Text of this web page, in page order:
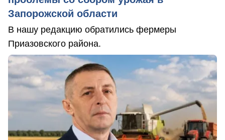
Запорожской области
В нашу редакцию обратились фермеры
Приазовского района.